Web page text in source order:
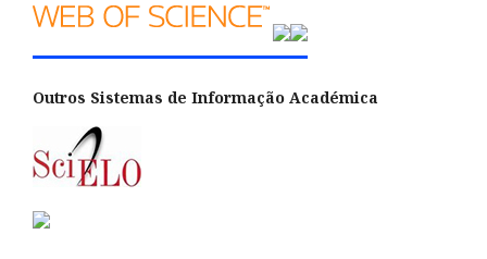
Outros Sistemas de Informação Académica